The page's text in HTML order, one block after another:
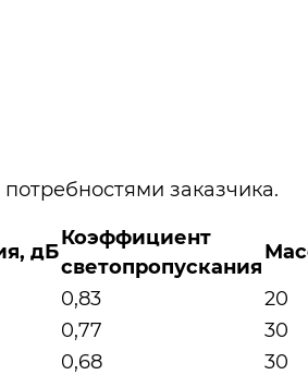
заказчика.
дБ
Коэффициент
светопропускания
0,83
20
0,77
30
0,68
30